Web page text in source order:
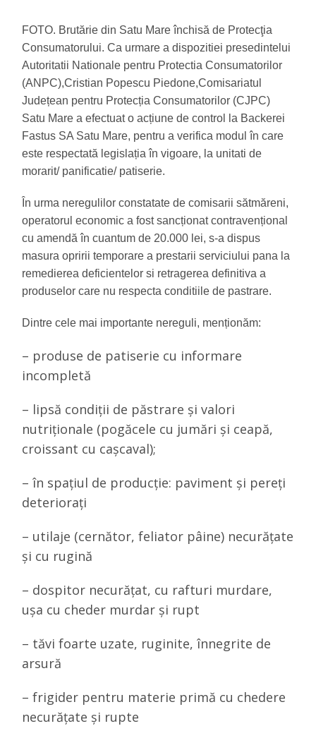
FOTO. Brutărie din Satu Mare închisă de Protecţia
Consumatorului. Ca urmare a dispozitiei presedintelui
Autoritatii Nationale pentru Protectia Consumatorilor
(ANPC),Cristian Popescu Piedone,Comisariatul
Județean pentru Protecția Consumatorilor (CJPC)
Satu Mare a efectuat o acțiune de control la Backerei
Fastus SA Satu Mare, pentru a verifica modul în care
este respectată legislația în vigoare, la unitati de
morarit/ panificatie/ patiserie.
În urma neregulilor constatate de comisarii sătmăreni,
operatorul economic a fost sancționat contravențional
cuamendăîn cuantum de20.000 lei, s-a dispus
masura opririi temporare a prestarii serviciului pana la
remedierea deficientelor si retragerea definitiva a
produselor care nu respecta conditiile de pastrare.
Dintre cele mai importante nereguli, menționăm:
– produse de patiserie cu informare
incompletă
– lipsă condiții de păstrare și valori
nutriționale (pogăcele cu jumări și ceapă,
croissant cu cașcaval);
– în spațiul de producție: paviment și pereți
deteriorați
– utilaje (cernător, feliator pâine) necurățate
și cu rugină
– dospitor necurățat, cu rafturi murdare,
ușa cu cheder murdar și rupt
– tăvi foarte uzate, ruginite, înnegrite de
arsură
– frigider pentru materie primă cu chedere
necurățate și rupte